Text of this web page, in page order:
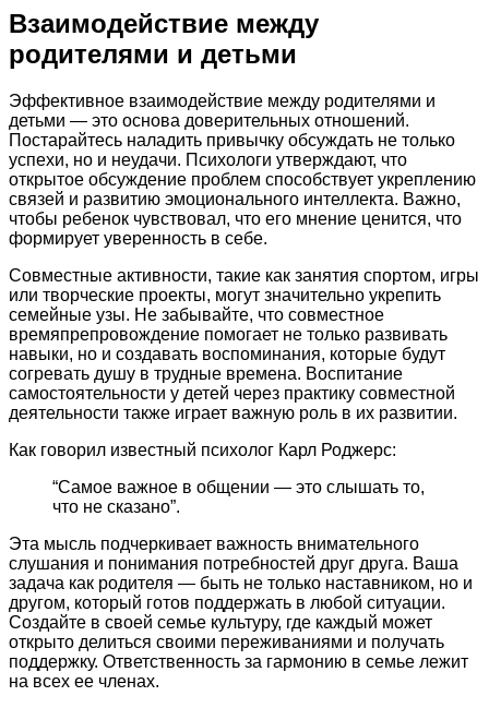
Взаимодействие между
родителями и детьми
Эффективное взаимодействие между родителями и
детьми — это основа доверительных отношений.
Постарайтесь наладить привычку обсуждать не только
успехи, но и неудачи. Психологи утверждают, что
открытое обсуждение проблем способствует укреплению
связей и развитию эмоционального интеллекта. Важно,
чтобы ребенок чувствовал, что его мнение ценится, что
формирует уверенность в себе.
Совместные активности, такие как занятия спортом, игры
или творческие проекты, могут значительно укрепить
семейные узы. Не забывайте, что совместное
времяпрепровождение помогает не только развивать
навыки, но и создавать воспоминания, которые будут
согревать душу в трудные времена. Воспитание
самостоятельности у детей через практику совместной
деятельности также играет важную роль в их развитии.
Как говорил известный психолог Карл Роджерс:
“Самое важное в общении — это слышать то,
что не сказано”.
Эта мысль подчеркивает важность внимательного
слушания и понимания потребностей друг друга. Ваша
задача как родителя — быть не только наставником, но и
другом, который готов поддержать в любой ситуации.
Создайте в своей семье культуру, где каждый может
открыто делиться своими переживаниями и получать
поддержку. Ответственность за гармонию в семье лежит
на всех ее членах.